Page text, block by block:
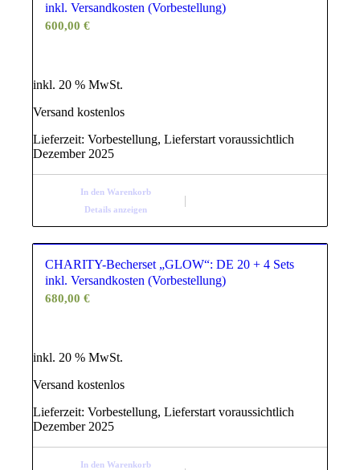
inkl. Versandkosten (Vorbestellung)
600,00€
inkl. 20 % MwSt.
Versand kostenlos
Lieferzeit:Vorbestellung, Lieferstart voraussichtlich
Dezember 2025
In den Warenkorb
Details anzeigen
CHARITY-Becherset „GLOW“: DE 20 + 4 Sets
inkl. Versandkosten (Vorbestellung)
680,00€
inkl. 20 % MwSt.
Versand kostenlos
Lieferzeit:Vorbestellung, Lieferstart voraussichtlich
Dezember 2025
In den Warenkorb